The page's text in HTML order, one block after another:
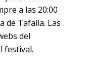
a las 20:00
de Tafalla. Las
del
festival.